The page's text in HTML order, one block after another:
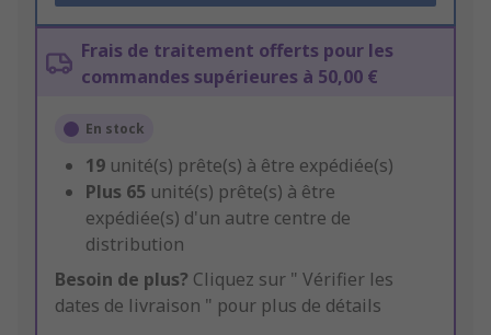
Frais de traitement offerts pour les
commandes supérieures à 50,00 €
En stock
19 unité(s) prête(s) à être expédiée(s)
Plus 65 unité(s) prête(s) à être
expédiée(s) d'un autre centre de
distribution
Besoin de plus? Cliquez sur " Vérifier les
dates de livraison " pour plus de détails